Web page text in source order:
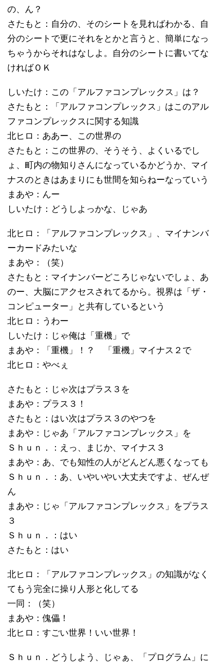
の、ん？
さたもと：自分の、そのシートを見ればわかる、自
分のシートで更にそれをとかと言うと、簡単になっ
ちゃうからそれはなしよ。自分のシートに書いてな
ければＯＫ
しいたけ：この「アルファコンプレックス」は？
さたもと：「アルファコンプレックス」はこのアル
ファコンプレックスに関する知識
北ヒロ：ああー、この世界の
さたもと：この世界の、そうそう、よくいるでし
ょ、町内の物知りさんになっているかどうか、マイ
ナスのときはあまりにも世間を知らねーなっていう
まあや：んー
しいたけ：どうしよっかな、じゃあ
北ヒロ：「アルファコンプレックス」、マイナンバ
ーカードみたいな
まあや：（笑）
さたもと：マイナンバーどころじゃないでしょ、あ
のー、大脳にアクセスされてるから。視界は「ザ・
コンピューター」と共有しているという
北ヒロ：うわー
しいたけ：じゃ俺は「重機」で
まあや：「重機」！？ 「重機」マイナス２で
北ヒロ：やべぇ
さたもと：じゃ次はプラス３を
まあや：プラス３！
さたもと：はい次はプラス３のやつを
まあや：じゃあ「アルファコンプレックス」を
Ｓｈｕｎ．：えっ、まじか、マイナス３
まあや：あ、でも知性の人がどんどん悪くなっても
Ｓｈｕｎ．：あ、いやいやい大丈夫ですよ、ぜんぜ
ん
まあや：じゃ「アルファコンプレックス」をプラス
３
Ｓｈｕｎ．：はい
さたもと：はい
北ヒロ：「アルファコンプレックス」の知識がなく
てもう完全に操り人形と化してる
一同：（笑）
まあや：傀儡！
北ヒロ：すごい世界！いい世界！
Ｓｈｕｎ．どうしよう、じゃぁ、「プログラム」に